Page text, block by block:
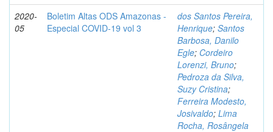
2020-
05
Boletim Altas ODS Amazonas -
Especial COVID-19 vol 3
dos Santos Pereira,
Henrique; Santos
Barbosa, Danilo
Egle; Cordeiro
Lorenzi, Bruno;
Pedroza da Silva,
Suzy Cristina;
Ferreira Modesto,
Josivaldo; Lima
Rocha, Rosângela